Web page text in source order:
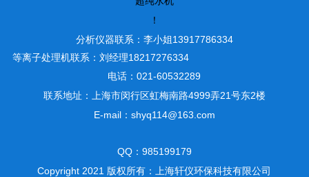
！
分析仪器联系：李小姐13917786334
等离子处理机联系：刘经理18217276334
电话：021-60532289
联系地址：上海市闵行区虹梅南路4999弄21号东2楼
E-mail：shyq114@163.com
QQ：985199179
Copyright 2021 版权所有：上海轩仪环保科技有限公司